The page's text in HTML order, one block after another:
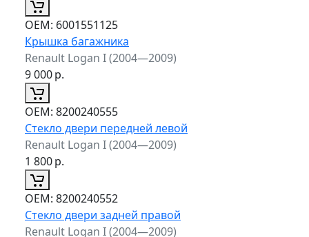
ОЕМ: 6001551125
Крышка багажника
Renault Logan I (2004—2009)
9 000р.
ОЕМ: 8200240555
Стекло двери передней левой
Renault Logan I (2004—2009)
1 800р.
ОЕМ: 8200240552
Стекло двери задней правой
Renault Logan I (2004—2009)